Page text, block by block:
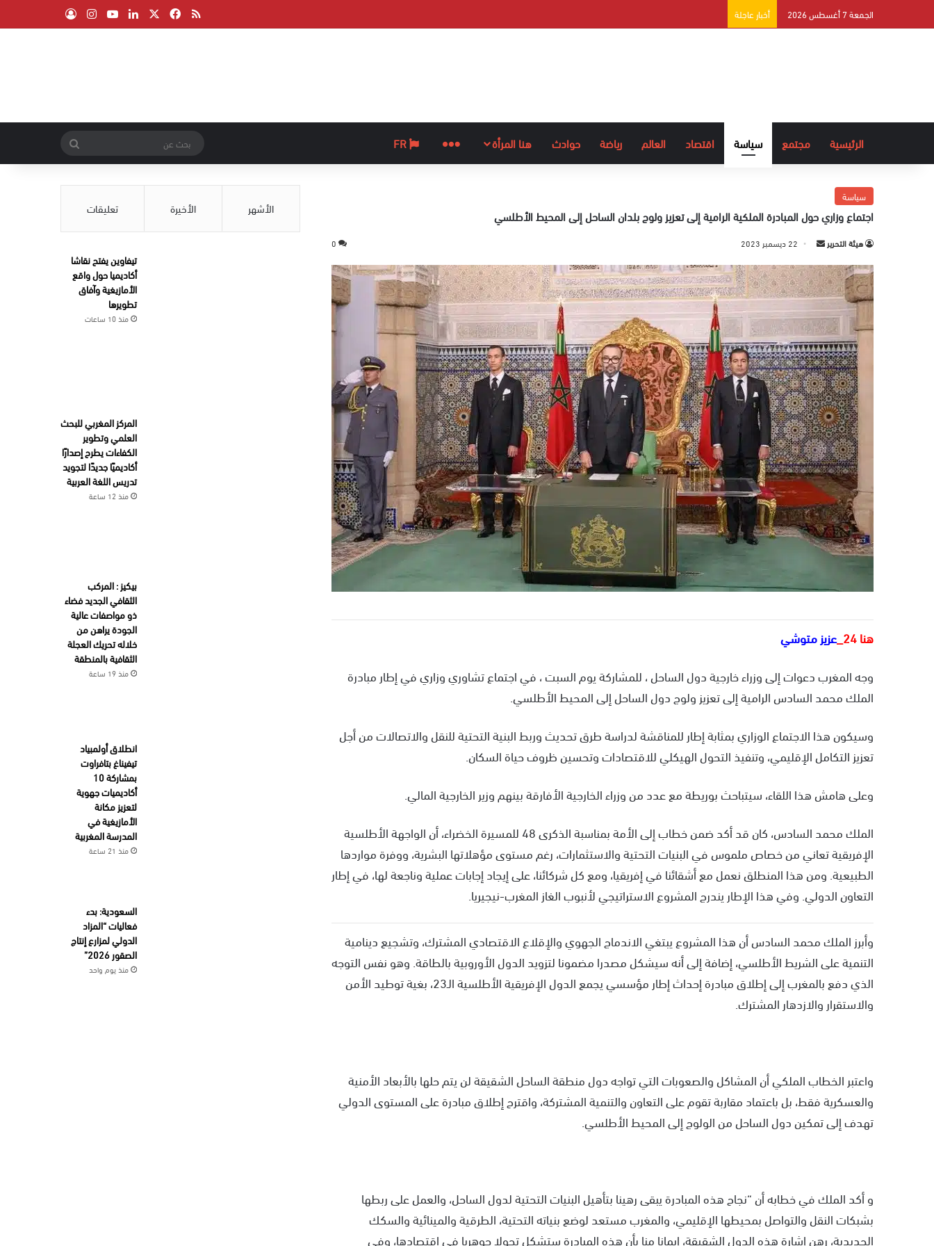
الجمعة 7 أغسطس 2026 أخبار عاجلة ملخص الموقع RSS
فيسبوك لينكدإن ‫YouTube
انستقرام
الرئيسية مجتمع سياسة اقتصاد العالم رياضة حوادث هنا المرأة المزيد
عن
سياسة
اجتماع وزاري حول المبادرة الملكية الرامية إلى تعزيز ولوج بلدان الساحل إلى المحيط الأطلسي
هيئة التحرير
س
ل
ب
ر
ي
د
ا
إ
ل
ك
ت
ر
و
ن
ي
ا
22 ديسمبر 2023 0
هنا 24_
عزيز متوشي
وجه المغرب دعوات إلى وزراء خارجية دول الساحل ، للمشاركة يوم السبت ، في اجتماع تشاوري وزاري في إطار مبادرة
الملك محمد السادس الرامية إلى تعزيز ولوج دول الساحل إلى المحيط الأطلسي.
وسيكون هذا الاجتماع الوزاري بمثابة إطار للمناقشة لدراسة طرق تحديث وربط البنية التحتية للنقل والاتصالات من أجل
تعزيز التكامل الإقليمي، وتنفيذ التحول الهيكلي للاقتصادات وتحسين ظروف حياة السكان.
وعلى هامش هذا اللقاء، سيتباحث بوريطة مع عدد من وزراء الخارجية الأفارقة بينهم وزير الخارجية المالي.
الملك محمد السادس، كان قد أكد ضمن خطاب إلى الأمة بمناسبة الذكرى 48 للمسيرة الخضراء، أن الواجهة الأطلسية
الإفريقية تعاني من خصاص ملموس في البنيات التحتية والاستثمارات، رغم مستوى مؤهلاتها البشرية، ووفرة مواردها
الطبيعية. ومن هذا المنطلق نعمل مع أشقائنا في إفريقيا، ومع كل شركائنا، على إيجاد إجابات عملية وناجعة لها، في إطار
التعاون الدولي. وفي هذا الإطار يندرج المشروع الاستراتيجي لأنبوب الغاز المغرب-نيجيريا.
وأبرز الملك محمد السادس أن هذا المشروع يبتغي الاندماج الجهوي والإقلاع الاقتصادي المشترك، وتشجيع دينامية
التنمية على الشريط الأطلسي، إضافة إلى أنه سيشكل مصدرا مضمونا لتزويد الدول الأوروبية بالطاقة. وهو نفس التوجه
الذي دفع بالمغرب إلى إطلاق مبادرة إحداث إطار مؤسسي يجمع الدول الإفريقية الأطلسية الـ23، بغية توطيد الأمن
والاستقرار والازدهار المشترك.
واعتبر الخطاب الملكي أن المشاكل والصعوبات التي تواجه دول منطقة الساحل الشقيقة لن يتم حلها بالأبعاد الأمنية
والعسكرية فقط، بل باعتماد مقاربة تقوم على التعاون والتنمية المشتركة، واقترح إطلاق مبادرة على المستوى الدولي
تهدف إلى تمكين دول الساحل من الولوج إلى المحيط الأطلسي.
و أكد الملك في خطابه أن “نجاح هذه المبادرة يبقى رهينا بتأهيل البنيات التحتية لدول الساحل، والعمل على ربطها
بشبكات النقل والتواصل بمحيطها الإقليمي، والمغرب مستعد لوضع بنياته التحتية، الطرقية والمينائية والسكك
الحديدية، رهن إشارة هذه الدول الشقيقة، إيمانا منا بأن هذه المبادرة ستشكل تحولا جوهريا في اقتصادها، وفي
الأشهر الأخيرة تعليقات
تيفاوين يفتح نقاشا
أكاديميا حول واقع
الأمازيغية وآفاق
تطويرها
منذ 10 ساعات
المركز المغربي للبحث
العلمي وتطوير
الكفاءات يطرح إصدارًا
أكاديميًا جديدًا لتجويد
تدريس اللغة العربية
منذ 12 ساعة
بيكيز : المركب
الثقافي الجديد فضاء
ذو مواصفات عالية
الجودة يراهن من
خلاله تحريك العجلة
الثقافية بالمنطقة
منذ 19 ساعة
انطلاق أولمبياد
تيفيناغ بتافراوت
بمشاركة 10
أكاديميات جهوية
لتعزيز مكانة
الأمازيغية في
المدرسة المغربية
منذ 21 ساعة
السعودية: بدء
فعاليات “المزاد
الدولي لمزارع إنتاج
الصقور 2026”
منذ يوم واحد